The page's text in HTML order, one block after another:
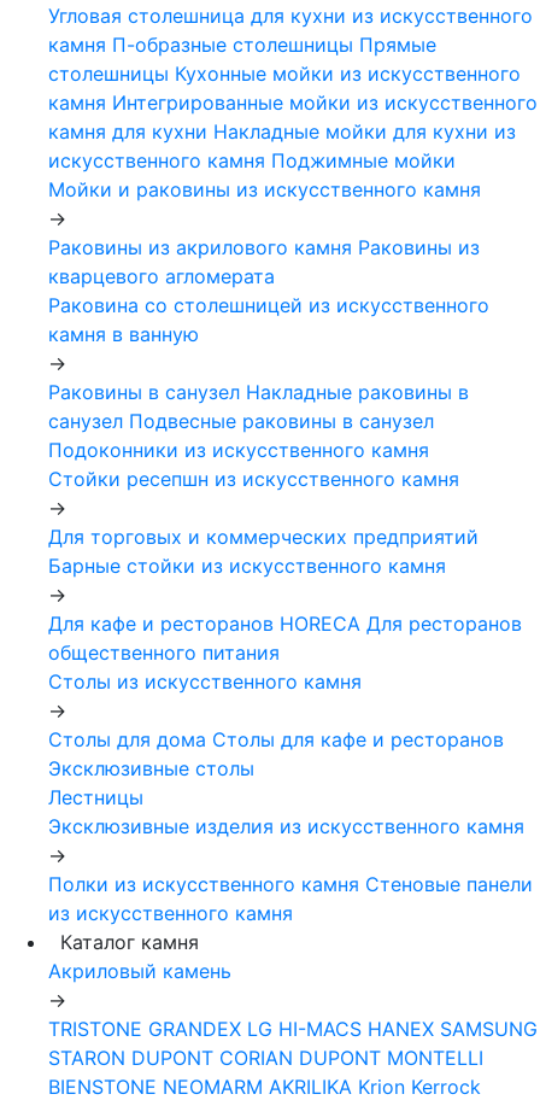
Угловая столешница для кухни из искусственного
камня П-образные столешницы Прямые
столешницы Кухонные мойки из искусственного
камня Интегрированные мойки из искусственного
камня для кухни Накладные мойки для кухни из
искусственного камня Поджимные мойки
Мойки и раковины из искусственного камня
->
Раковины из акрилового камня Раковины из
кварцевого агломерата
Раковина со столешницей из искусственного
камня в ванную
->
Раковины в санузел Накладные раковины в
санузел Подвесные раковины в санузел
Подоконники из искусственного камня
Стойки ресепшн из искусственного камня
->
Для торговых и коммерческих предприятий
Барные стойки из искусственного камня
->
Для кафе и ресторанов HORECA Для ресторанов
общественного питания
Столы из искусственного камня
->
Столы для дома Столы для кафе и ресторанов
Эксклюзивные столы
Лестницы
Эксклюзивные изделия из искусственного камня
->
Полки из искусственного камня Стеновые панели
из искусственного камня
Каталог камня
Акриловый камень
->
TRISTONE GRANDEX LG HI-MACS HANEX SAMSUNG
STARON DUPONT CORIAN DUPONT MONTELLI
BIENSTONE NEOMARM AKRILIKA Krion Kerrock